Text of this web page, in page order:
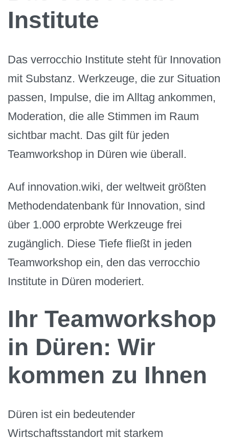
Institute
Das verrocchio Institute steht für Innovation
mit Substanz. Werkzeuge, die zur Situation
passen, Impulse, die im Alltag ankommen,
Moderation, die alle Stimmen im Raum
sichtbar macht. Das gilt für jeden
Teamworkshop in Düren wie überall.
Auf innovation.wiki, der weltweit größten
Methodendatenbank für Innovation, sind
über 1.000 erprobte Werkzeuge frei
zugänglich. Diese Tiefe fließt in jeden
Teamworkshop ein, den das verrocchio
Institute in Düren moderiert.
Ihr Teamworkshop
in Düren: Wir
kommen zu Ihnen
Düren ist ein bedeutender
Wirtschaftsstandort mit starkem